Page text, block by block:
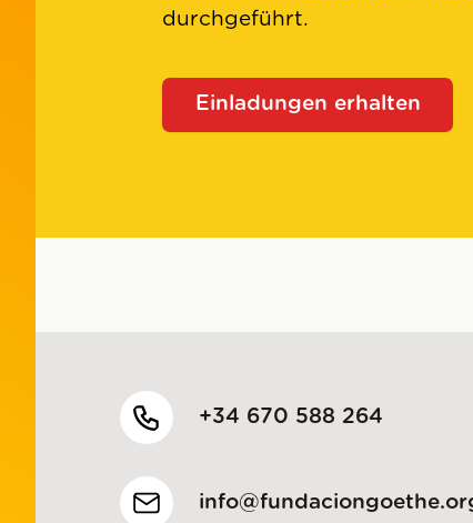
durchgeführt.
Einladungen erhalten
+34 670 588 264